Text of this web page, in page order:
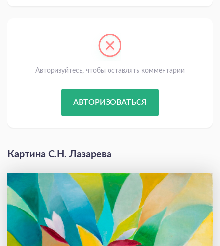
Авторизуйтесь, чтобы оставлять комментарии
АВТОРИЗОВАТЬСЯ
Картина С.Н. Лазарева